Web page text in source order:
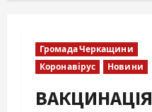
Громада Черкащини
Коронавірус
Новини
ВАКЦИНАЦІЯ